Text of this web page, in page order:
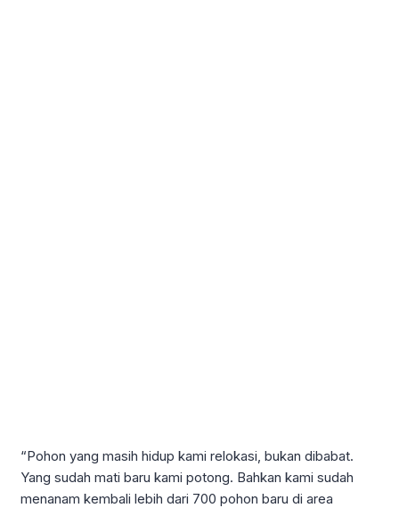
“Pohon yang masih hidup kami relokasi, bukan dibabat.
Yang sudah mati baru kami potong. Bahkan kami sudah
menanam kembali lebih dari 700 pohon baru di area